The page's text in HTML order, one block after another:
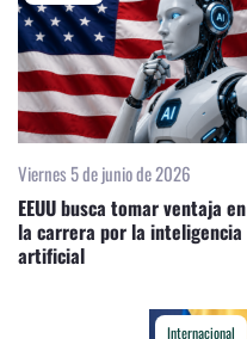
Viernes 5 de junio de 2026
EEUU busca tomar ventaja en
la carrera por la inteligencia
artificial
Internacional